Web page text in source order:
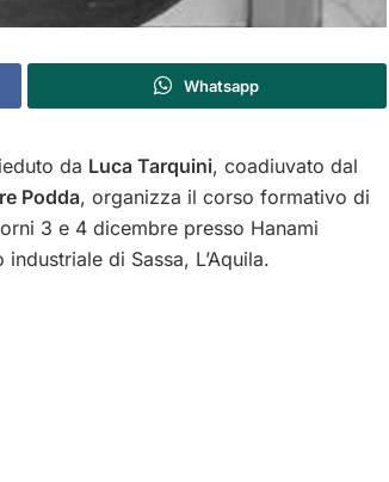
Whatsapp
da Luca Tarquini, coadiuvato dal
Podda, organizza il corso formativo di
3 e 4 dicembre presso Hanami
di Sassa, L’Aquila.